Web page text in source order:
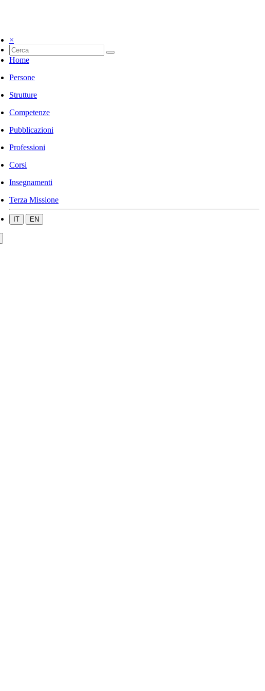
×
Home
Persone
Strutture
Competenze
Pubblicazioni
Professioni
Corsi
Insegnamenti
Terza Missione
IT EN